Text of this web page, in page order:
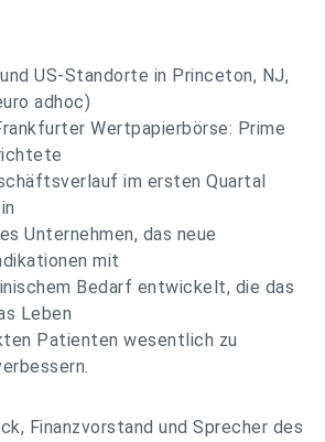
US-Standorte in Princeton, NJ,
adhoc)
Wertpapierbörse: Prime
im ersten Quartal
Unternehmen, das neue
mit
Bedarf entwickelt, die das
Leben
Patienten wesentlich zu
Finanzvorstand und Sprecher des